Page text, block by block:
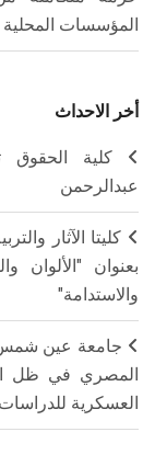
المؤسسات المحلية
أخر الاحداث
كلية الحقوق
عبدالرحمن
كليتا الآثار
بعنوان "الألوان
والاستدامة"
جامعة عين شمس
المصري في ظل
العسكرية للدراسات